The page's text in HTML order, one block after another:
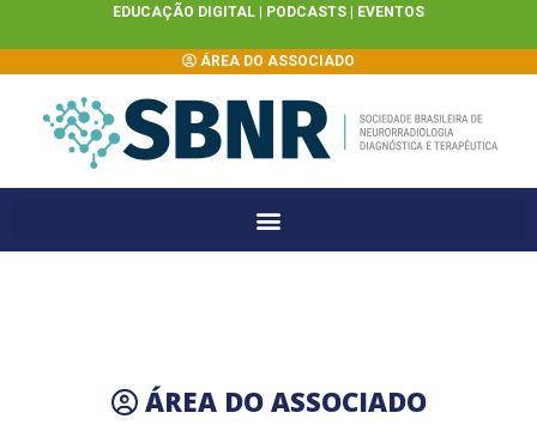
EDUCAÇÃO DIGITAL | PODCASTS EVENTOS
ÁREA DO ASSOCIADO
ÁREA DO ASSOCIADO